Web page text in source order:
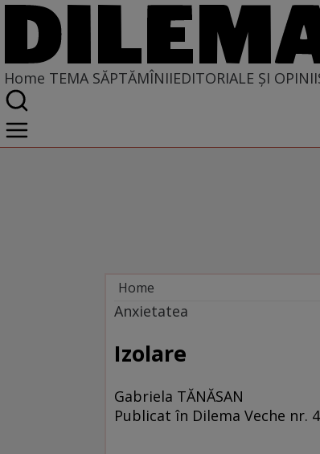
Home TEMA SĂPTĂMÎNIIEDITORIALE ȘI OPINII
Home
Tema săptămînii
Anxietatea
Izolare
Gabriela TĂNĂSAN
Publicat în Dilema Veche nr.